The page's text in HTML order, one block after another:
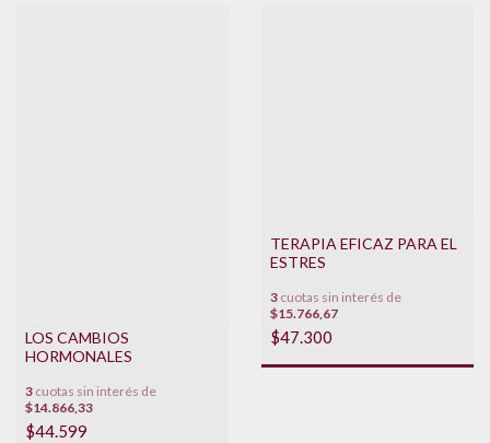
LOS CAMBIOS
HORMONALES
3 cuotas sin interés de
$14.866,33
$44.599
TERAPIA EFICAZ PARA EL
ESTRES
3 cuotas sin interés de
$15.766,67
$47.300